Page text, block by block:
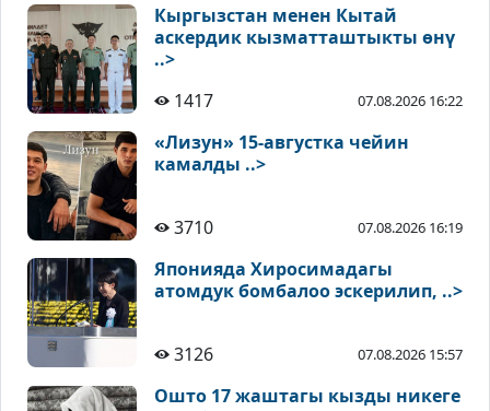
Кыргызстан менен Кытай
аскердик кызматташтыкты өнү
..>
1417
07.08.2026 16:22
«Лизун» 15-августка чейин
камалды ..>
3710 07.08.2026 16:19
Японияда Хиросимадагы
атомдук бомбалоо эскерилип, ..>
3126 07.08.2026 15:57
Ошто 17 жаштагы кызды никеге